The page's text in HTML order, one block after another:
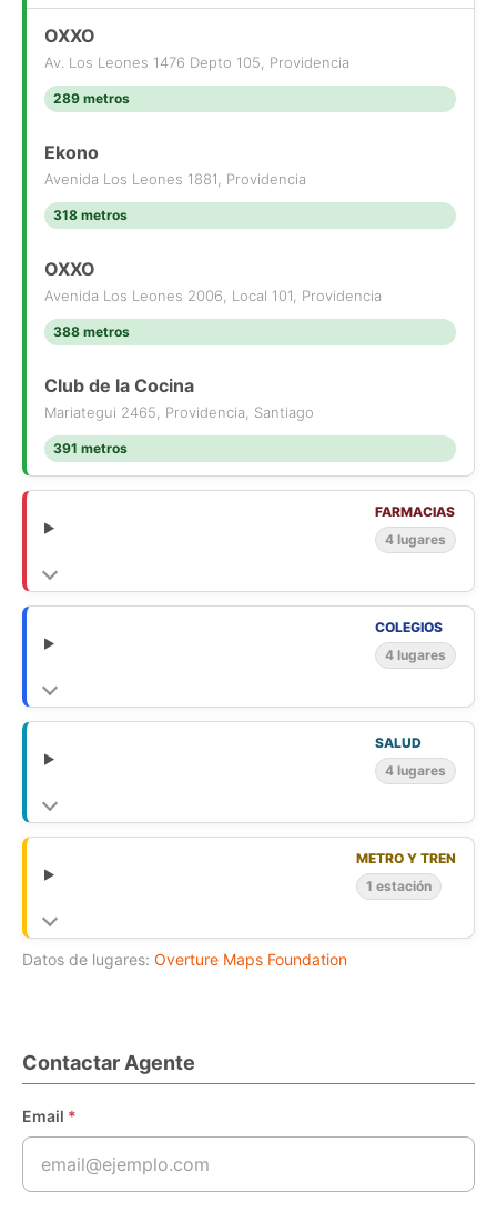
OXXO
Av. Los Leones 1476 Depto 105, Providencia
289 metros
Ekono
Avenida Los Leones 1881, Providencia
318 metros
OXXO
Avenida Los Leones 2006, Local 101, Providencia
388 metros
Club de la Cocina
Mariategui 2465, Providencia, Santiago
391 metros
FARMACIAS
4 lugares
COLEGIOS
4 lugares
SALUD
4 lugares
METRO Y TREN
1 estación
Datos de lugares: Overture Maps Foundation
Contactar Agente
Email *